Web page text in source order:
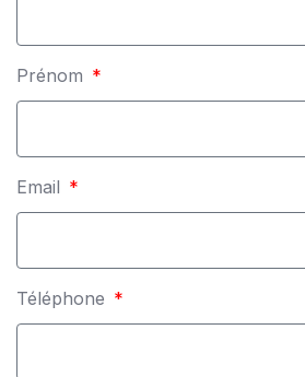
Prénom
Email
Téléphone